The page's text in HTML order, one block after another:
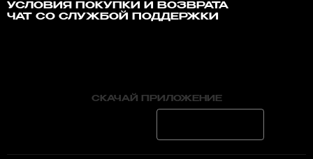
УСЛОВИЯ ПОКУПКИ И ВОЗВРАТА
ЧАТ СО СЛУЖБОЙ ПОДДЕРЖКИ
СКАЧАЙ ПРИЛОЖЕНИЕ